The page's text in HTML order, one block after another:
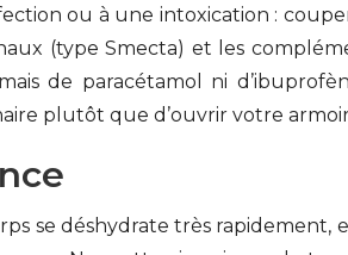
ou à une intoxication :
(type Smecta) et les
de paracétamol ni
plutôt que d’ouvrir votre
se déshydrate très rapidement,